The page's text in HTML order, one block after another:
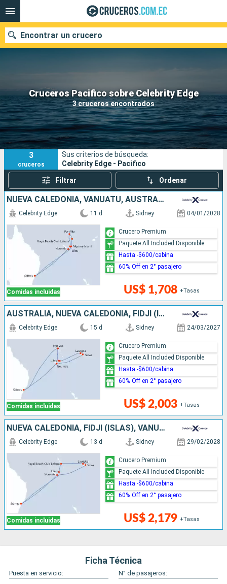
Cruceros Pacifico sobre Celebrity Edge
3 cruceros encontrados
Encontrar un crucero
Nuestros destinos
Fecha de salida
Puertos Compañías
Buscar
3
cruceros
Sus criterios de búsqueda:
Celebrity Edge - Pacifico
Filtrar Ordenar
NUEVA CALEDONIA, VANUATU, AUSTRALIA
Comidas incluidas
Celebrity Edge 11 d Sidney 04/01/2028
US$ 1,708 +Tasas
Crucero Premium
Paquete All Included Disponible
Hasta -$600/cabina
60% Off en 2° pasajero
AUSTRALIA, NUEVA CALEDONIA, FIDJI (ISLAS), VANUATU
Comidas incluidas
Celebrity Edge 15 d Sidney 24/03/2027
US$ 2,003 +Tasas
Crucero Premium
Paquete All Included Disponible
Hasta -$600/cabina
60% Off en 2° pasajero
NUEVA CALEDONIA, FIDJI (ISLAS), VANUATU, AUSTRALIA
Comidas incluidas
Celebrity Edge 13 d Sidney 29/02/2028
US$ 2,179 +Tasas
Crucero Premium
Paquete All Included Disponible
Hasta -$600/cabina
60% Off en 2° pasajero
Ficha Técnica
Puesta en servicio:
N° de pasajeros: